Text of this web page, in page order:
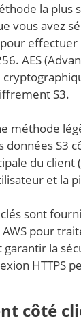
la plus
vous avez
effectuer
AES
S3.
méthode
S3
du client
et la
sont
pour
garantir la
HTTPS
côté